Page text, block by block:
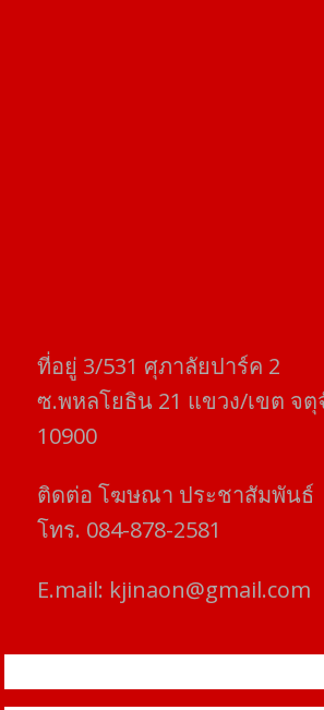
ที่อยู่​ 3/531​ ศุภาลัยปาร์ค​ 2
ซ.พหลโยธิน​ 21​ แขวง/เขต​ จตุ
10900
ติดต่อ​ โฆษณา​ ประชาสัมพันธ์
โทร​. 084-878-2581
E.mail: kjinaon@gmail.com